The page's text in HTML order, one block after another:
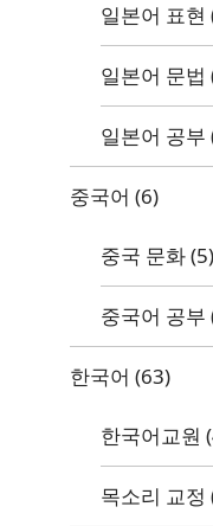
일본어 표현
일본어 문법
일본어 공부
중국어 (6)
중국 문화(5)
중국어 공부
한국어 (63)
한국어교원
목소리 교정